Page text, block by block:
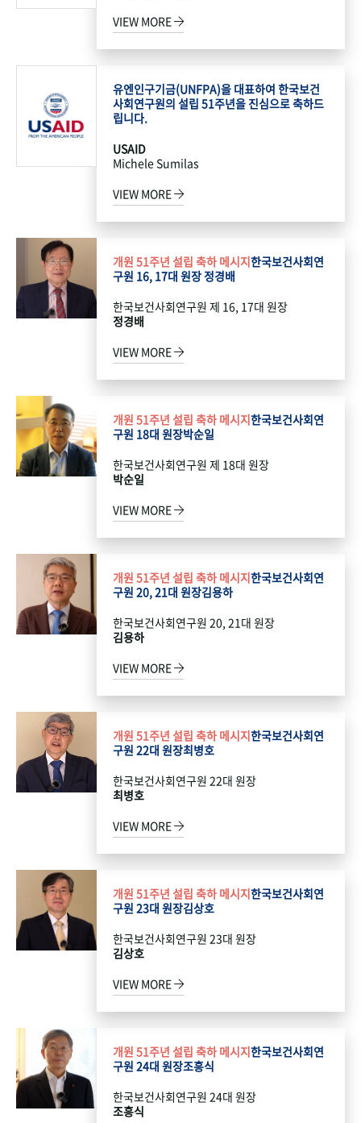
VIEW MORE
유엔인구기금(UNFPA)을 대표하여 한국보건
사회연구원의 설립 51주년을 진심으로 축하드
립니다.
USAID
Michele Sumilas
VIEW MORE
개원 51주년 설립 축하 메시지한국보건사회연
구원 16, 17대 원장 정경배
한국보건사회연구원 제 16, 17대 원장
정경배
VIEW MORE
개원 51주년 설립 축하 메시지한국보건사회연
구원 18대 원장박순일
한국보건사회연구원 제 18대 원장
박순일
VIEW MORE
개원 51주년 설립 축하 메시지한국보건사회연
구원 20, 21대 원장김용하
한국보건사회연구원 20, 21대 원장
김용하
VIEW MORE
개원 51주년 설립 축하 메시지한국보건사회연
구원 22대 원장최병호
한국보건사회연구원 22대 원장
최병호
VIEW MORE
개원 51주년 설립 축하 메시지한국보건사회연
구원 23대 원장김상호
한국보건사회연구원 23대 원장
김상호
VIEW MORE
개원 51주년 설립 축하 메시지한국보건사회연
구원 24대 원장조흥식
한국보건사회연구원 24대 원장
조흥식